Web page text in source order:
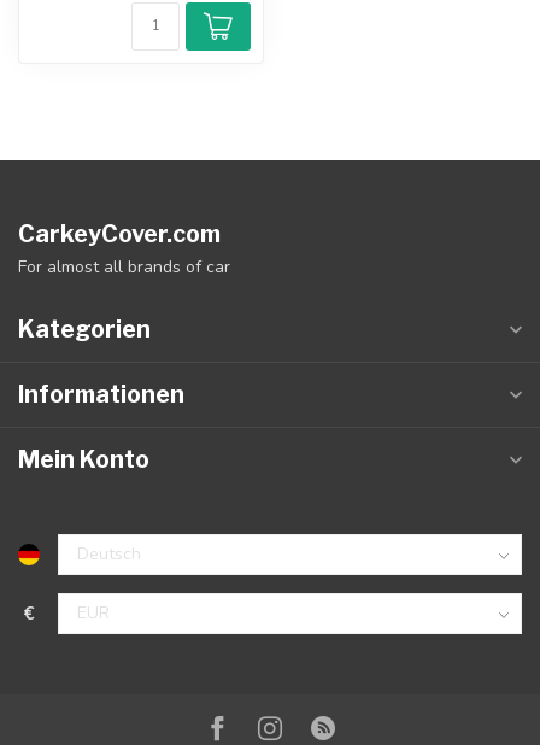
CarkeyCover.com
For almost all brands of car
Kategorien
Informationen
Mein Konto
€